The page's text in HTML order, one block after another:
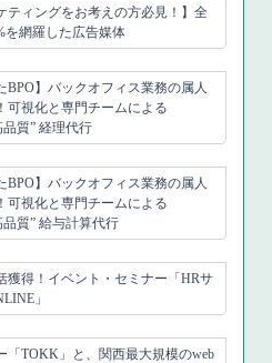
ティングをお考えの方必見！】全
を網羅した広告媒体
BPO】バックオフィス業務の属人
可視化と専門チームによる
質” 経理代行
BPO】バックオフィス業務の属人
可視化と専門チームによる
質” 給与計算代行
獲得！イベント・セミナー「HRサ
」
「TOKK」と、関西最大規模のweb